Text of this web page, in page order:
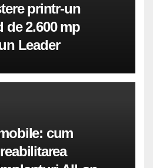
printr-un
de 2.600 mp
Leader
cum